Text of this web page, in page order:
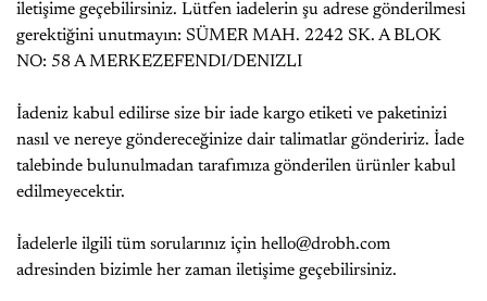
iletişime geçebilirsiniz. Lütfen iadelerin şu adrese gönderilmesi
gerektiğini unutmayın: SÜMER MAH. 2242 SK. A BLOK
NO: 58 A MERKEZEFENDI/DENIZLI
İadeniz kabul edilirse size bir iade kargo etiketi ve paketinizi
nasıl ve nereye göndereceğinize dair talimatlar göndeririz. İade
talebinde bulunulmadan tarafımıza gönderilen ürünler kabul
edilmeyecektir.
İadelerle ilgili tüm sorularınız için hello@drobh.com
adresinden bizimle her zaman iletişime geçebilirsiniz.